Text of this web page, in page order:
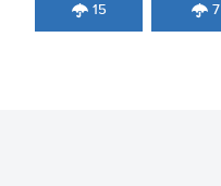
15 7